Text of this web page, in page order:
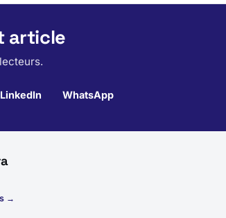
article
LinkedIn WhatsApp
→